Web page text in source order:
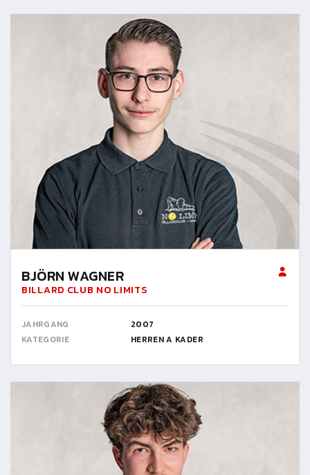
BJÖRN WAGNER
BILLARD CLUB NO LIMITS
JAHRGANG
2007
KATEGORIE
HERREN A KADER